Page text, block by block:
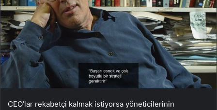
CEO’lar rekabetçi kalmak istiyorsa yöneticilerinin